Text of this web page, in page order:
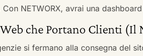
Con NETWORX, avrai una
che Portano Clienti (Il
si fermano alla consegna del